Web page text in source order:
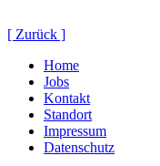
[ Zurück ]
Home
Jobs
Kontakt
Standort
Impressum
Datenschutz